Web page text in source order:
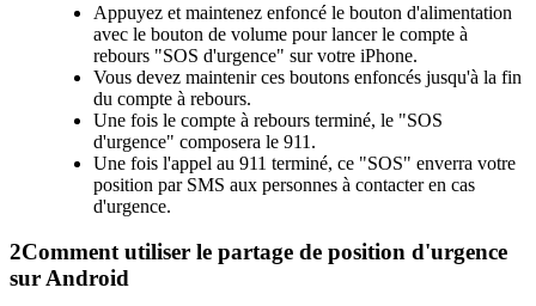
Appuyez et maintenez enfoncé le bouton d'alimentation
avec le bouton de volume pour lancer le compte à
rebours "SOS d'urgence" sur votre iPhone.
Vous devez maintenir ces boutons enfoncés jusqu'à la fin
du compte à rebours.
Une fois le compte à rebours terminé, le "SOS
d'urgence" composera le 911.
Une fois l'appel au 911 terminé, ce "SOS" enverra votre
position par SMS aux personnes à contacter en cas
d'urgence.
2Comment utiliser le partage de position d'urgence
sur Android